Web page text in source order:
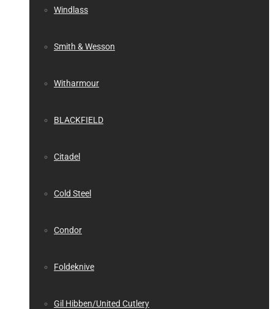
Windlass
Smith & Wesson
Witharmour
BLACKFIELD
Citadel
Cold Steel
Condor
Foldeknive
Gil Hibben/United Cutlery